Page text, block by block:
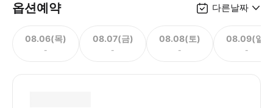
옵션예약 다른날짜
08.06(목)
-
08.07(금)
-
08.08(토)
-
08.09(일)
-